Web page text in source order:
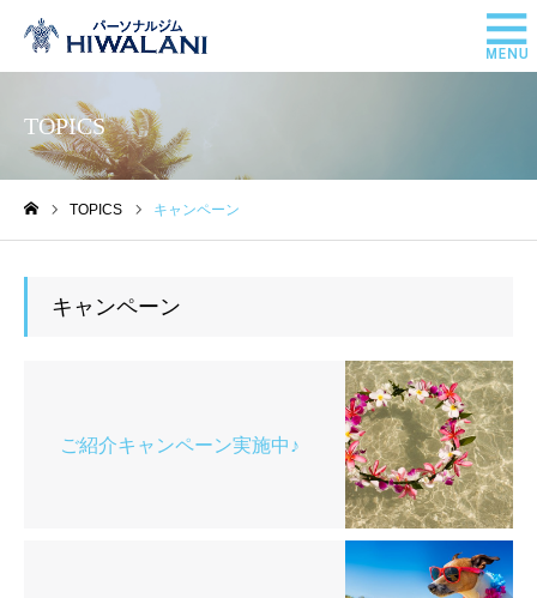
TOPICS
TOPICS キャンペーン
キャンペーン
ご紹介キャンペーン実施中♪